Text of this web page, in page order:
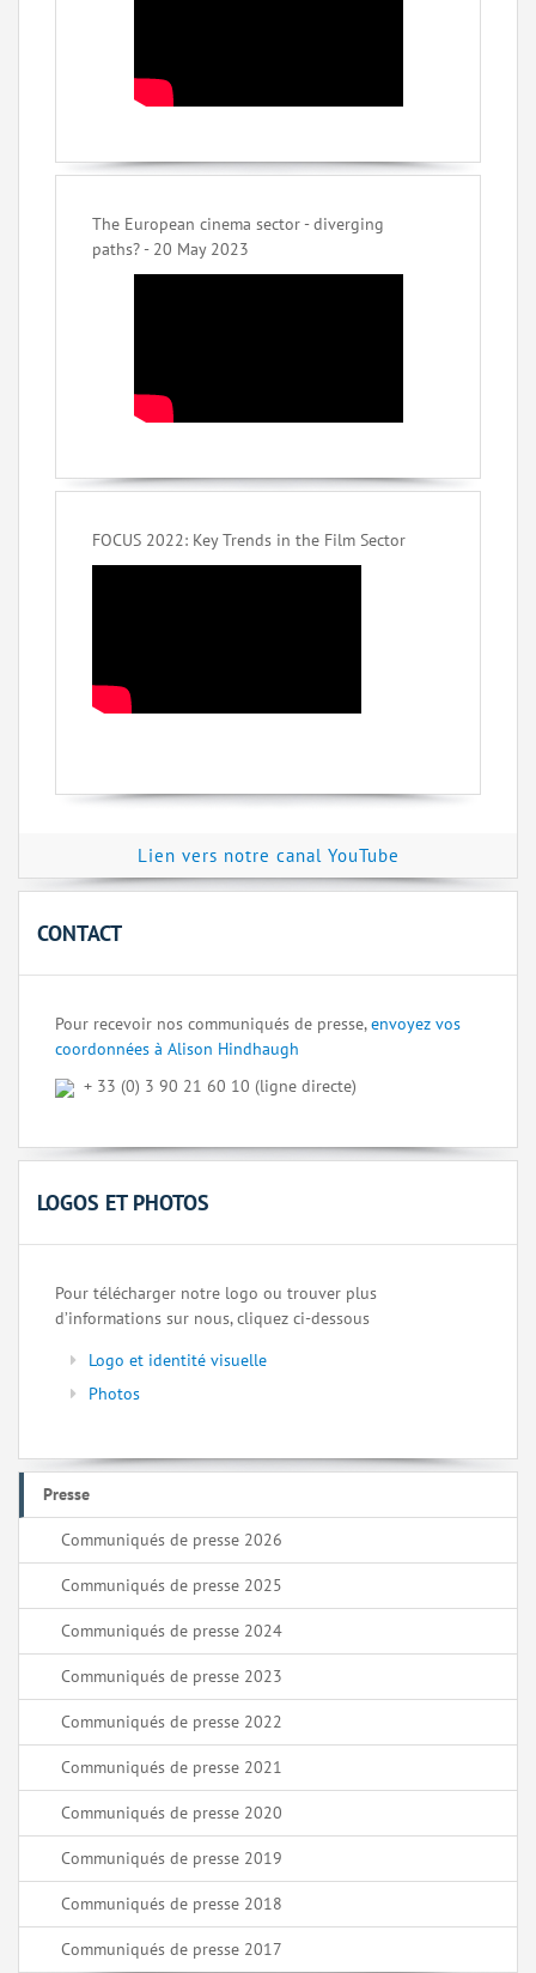
The European cinema sector - diverging
paths? - 20 May 2023
FOCUS 2022: Key Trends in the Film Sector
Lien vers notre canal YouTube
CONTACT
Pour recevoir nos communiqués de presse,envoyez vos
coordonnées à Alison Hindhaugh
+ 33 (0) 3 90 21 60 10 (ligne directe)
LOGOS ET PHOTOS
Pour télécharger notre logo ou trouver plus
d’informations sur nous, cliquez ci-dessous
Logo et identité visuelle
Photos
Presse
Communiqués de presse 2026
Communiqués de presse 2025
Communiqués de presse 2024
Communiqués de presse 2023
Communiqués de presse 2022
Communiqués de presse 2021
Communiqués de presse 2020
Communiqués de presse 2019
Communiqués de presse 2018
Communiqués de presse 2017